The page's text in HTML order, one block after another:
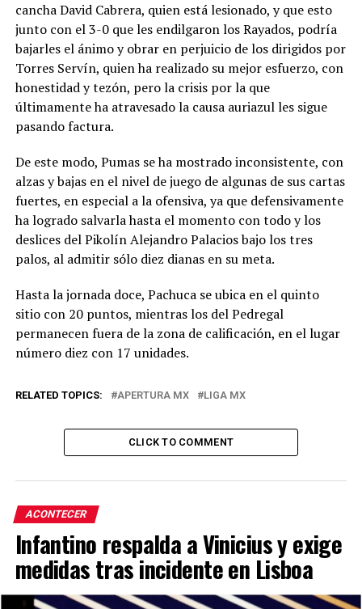
cancha David Cabrera, quien está lesionado, y que esto
junto con el 3-0 que les endilgaron los Rayados, podría
bajarles el ánimo y obrar en perjuicio de los dirigidos por
Torres Servín, quien ha realizado su mejor esfuerzo, con
honestidad y tezón, pero la crisis por la que
últimamente ha atravesado la causa auriazul les sigue
pasando factura.
De este modo, Pumas se ha mostrado inconsistente, con
alzas y bajas en el nivel de juego de algunas de sus cartas
fuertes, en especial a la ofensiva, ya que defensivamente
ha logrado salvarla hasta el momento con todo y los
deslices del Pikolín Alejandro Palacios bajo los tres
palos, al admitir sólo diez dianas en su meta.
Hasta la jornada doce, Pachuca se ubica en el quinto
sitio con 20 puntos, mientras los del Pedregal
permanecen fuera de la zona de calificación, en el lugar
número diez con 17 unidades.
RELATED TOPICS: APERTURA MX LIGA MX
CLICK TO COMMENT
ACONTECER
Infantino respalda a Vinicius y exige
medidas tras incidente en Lisboa